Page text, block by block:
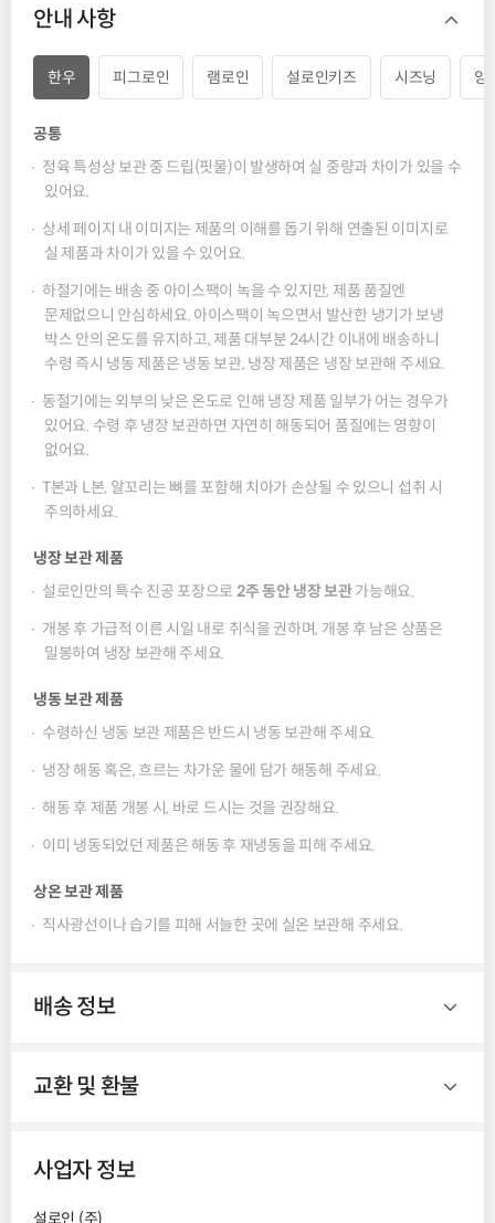
안내 사항
한우 피그로인 램로인 설로인키즈 시즈닝 양
공통
정육 특성상 보관 중 드립(핏물)이 발생하여 실 중량과 차이가 있을 수
있어요.
상세 페이지 내 이미지는 제품의 이해를 돕기 위해 연출된 이미지로
실 제품과 차이가 있을 수 있어요.
하절기에는 배송 중 아이스팩이 녹을 수 있지만, 제품 품질엔
문제없으니 안심하세요. 아이스팩이 녹으면서 발산한 냉기가 보냉
박스 안의 온도를 유지하고, 제품 대부분 24시간 이내에 배송하니
수령 즉시 냉동 제품은 냉동 보관, 냉장 제품은 냉장 보관해 주세요.
동절기에는 외부의 낮은 온도로 인해 냉장 제품 일부가 어는 경우가
있어요. 수령 후 냉장 보관하면 자연히 해동되어 품질에는 영향이
없어요.
T본과 L본, 알꼬리는 뼈를 포함해 치아가 손상될 수 있으니 섭취 시
주의하세요.
냉장 보관 제품
설로인만의 특수 진공 포장으로 2주 동안 냉장 보관가능해요.
개봉 후 가급적 이른 시일 내로 취식을 권하며, 개봉 후 남은 상품은
밀봉하여 냉장 보관해 주세요.
냉동 보관 제품
수령하신 냉동 보관 제품은 반드시 냉동 보관해 주세요.
냉장 해동 혹은, 흐르는 차가운 물에 담가 해동해 주세요.
해동 후 제품 개봉 시, 바로 드시는 것을 권장해요.
이미 냉동되었던 제품은 해동 후 재냉동을 피해 주세요.
상온 보관 제품
직사광선이나 습기를 피해 서늘한 곳에 실온 보관해 주세요.
배송 정보
교환 및 환불
사업자 정보
설로인 (주)